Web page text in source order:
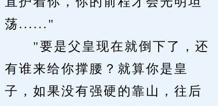
荡......"
"要是父皇现在就倒下了，还
有谁来给你撑腰？就算你是皇
子，如果没有强硬的靠山，往后